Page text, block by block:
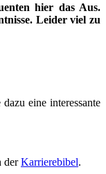
hier das Aus.
Leider viel zu
eine interessante
derKarrierebibel.